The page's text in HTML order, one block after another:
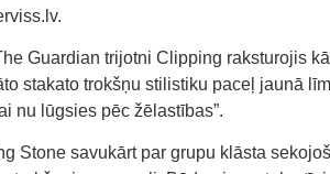
Guardian trijotni Clipping raksturojis
stakato trokšņu stilistiku paceļ jaunā
nu lūgsies pēc žēlastības”.
Stone savukārt par grupu klāsta